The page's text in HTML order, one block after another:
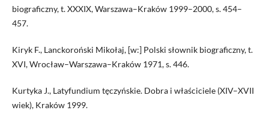
biograficzny, t. XXXIX, Warszawa–Kraków 1999–2000, s. 454–
457.
Kiryk F., Lanckoroński Mikołaj, [w:] Polski słownik biograficzny, t.
XVI, Wrocław–Warszawa–Kraków 1971, s. 446.
Kurtyka J., Latyfundium tęczyńskie. Dobra i właściciele (XIV–XVII
wiek), Kraków 1999.